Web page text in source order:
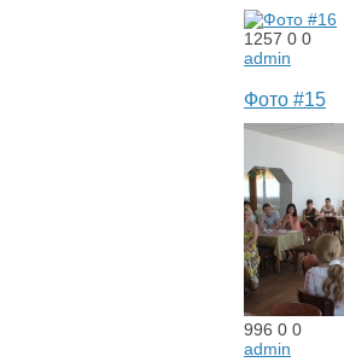
1257 0 0
admin
Фото #15
996 0 0
admin